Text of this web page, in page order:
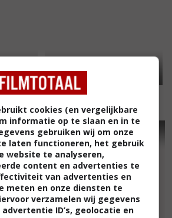
7,6
cookies (en vergelijkbare
informatie op te slaan en in te
gebruiken wij om onze
laten functioneren, het gebruik
website te analyseren,
content en advertenties te
van advertenties en
meten en onze diensten te
verzamelen wij gegevens
ID’s, geolocatie en